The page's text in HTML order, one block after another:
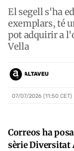
El segell s'ha
exemplars, té
pot adquirir a
Vella
ALTAVEU
07/07/2026 (11:50 CET)
Correos ha
sèrie Diversitat